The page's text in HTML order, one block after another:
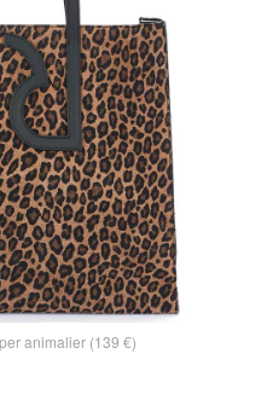
animalier (139 €)